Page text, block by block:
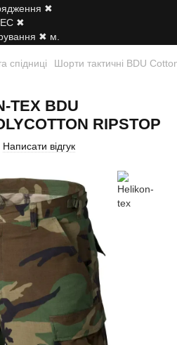
спідниці Шорти тактичні BDU
TEX BDU
RIPSTOP
Написати відгук